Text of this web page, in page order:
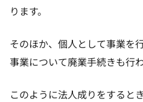
ります。
そのほか、個人として事業を
事業について廃業手続きも行
このように法人成りをすると